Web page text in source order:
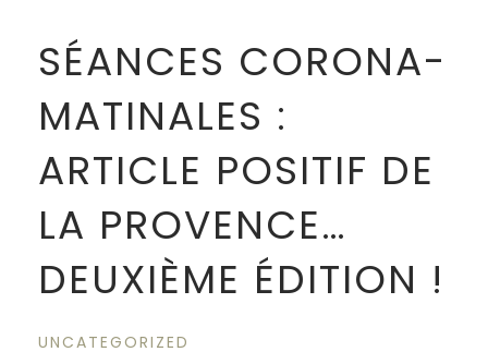
SÉANCES CORONA-
MATINALES :
ARTICLE POSITIF DE
LA PROVENCE…
DEUXIÈME ÉDITION !
UNCATEGORIZED